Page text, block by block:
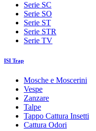
Serie SC
Serie SO
Serie ST
Serie STR
Serie TV
ISI Trap
Mosche e Moscerini
Vespe
Zanzare
Talpe
Tappo Cattura Insetti
Cattura Odori